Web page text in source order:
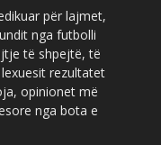
për lajmet,
nga futbolli
të shpejtë, të
rezultatet
opinionet më
nga bota e